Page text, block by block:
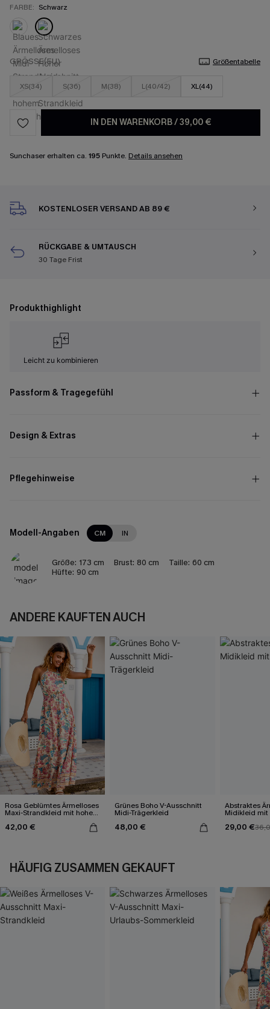
FARBE: Schwarz
GRÖSSE(EU) Größentabelle
XS(34) S(36) M(38) L(40/42) XL(44)
IN DEN WARENKORB/39,00 €
Sunchaser erhalten ca. 195 Punkte. Details ansehen
KOSTENLOSER VERSAND AB 89 €
RÜCKGABE & UMTAUSCH
30 Tage Frist
Produkthighlight
Leicht zu kombinieren
Passform & Tragegefühl
Design & Extras
Pflegehinweise
Modell-Angaben CM IN
Größe: 173 cm Brust: 80 cm Taille: 60 cm
Hüfte: 90 cm
ANDERE KAUFTEN AUCH
Rosa Geblümtes Ärmelloses
Maxi-Strandkleid mit hohem
42,00 €
Grünes Boho V-Ausschnitt
Midi-Trägerkleid
48,00 €
Abstraktes
Midikleid
29,00 €
HÄUFIG ZUSAMMEN GEKAUFT